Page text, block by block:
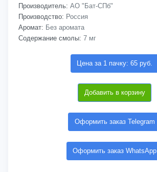
Производитель: АО "Бат-СПб"
Производство: Россия
Аромат: Без аромата
Содержание смолы: 7 мг
Цена за 1 пачку: 65 руб.
Добавить в корзину
Оформить заказ Telegram
Оформить заказ WhatsApp